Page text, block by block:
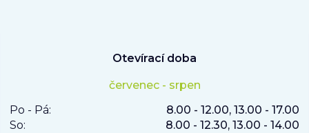
Otevírací doba
červenec - srpen
Po - Pá:
8.00 - 12.00, 13.00 - 17.00
So:
8.00 - 12.30, 13.00 - 14.00